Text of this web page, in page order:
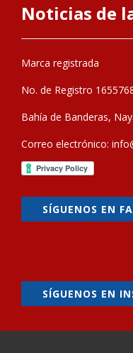
Noticias de
Marca registrada
No. de Registro
Bahía de Banderas,
Correo electrónico:
SÍGUENOS EN
SÍGUENOS EN